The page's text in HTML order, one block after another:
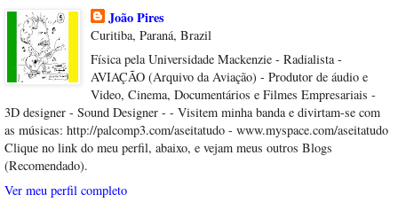
João Pires
Curitiba, Paraná, Brazil
Física pela Universidade Mackenzie - Radialista -
AVIAÇÃO (Arquivo da Aviação) - Produtor de áudio e
Video, Cinema, Documentários e Filmes Empresariais -
3D designer - Sound Designer - - Visitem minha banda e divirtam-se com
as músicas: http://palcomp3.com/aseitatudo - www.myspace.com/aseitatudo
Clique no link do meu perfil, abaixo, e vejam meus outros Blogs
(Recomendado).
Ver meu perfil completo